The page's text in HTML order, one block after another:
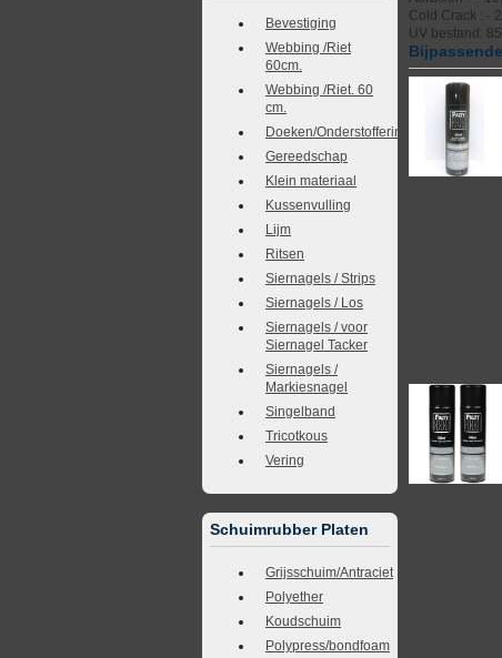
Bevestiging
Webbing /Riet
60cm.
Webbing /Riet. 60
cm.
Doeken/Onderstoffering
Gereedschap
Klein materiaal
Kussenvulling
Lijm
Ritsen
Siernagels / Strips
Siernagels / Los
Siernagels / voor
Siernagel Tacker
Siernagels /
Markiesnagel
Singelband
Tricotkous
Vering
Schuimrubber Platen
Grijsschuim/Antraciet
Polyether
Koudschuim
Polypress/bondfoam
Cold Crack : -
UV bestand: